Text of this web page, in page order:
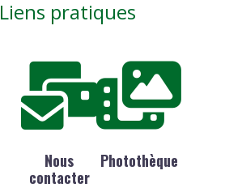
Liens pratiques
Nous
contacter
Photothèque